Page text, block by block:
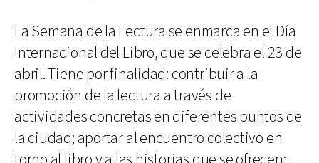
La Semana de la Lectura se enmarca en el Día
Internacional del Libro, que se celebra el 23 de
abril. Tiene por finalidad: contribuir a la
promoción de la lectura a través de
actividades concretas en diferentes puntos de
la ciudad; aportar al encuentro colectivo en